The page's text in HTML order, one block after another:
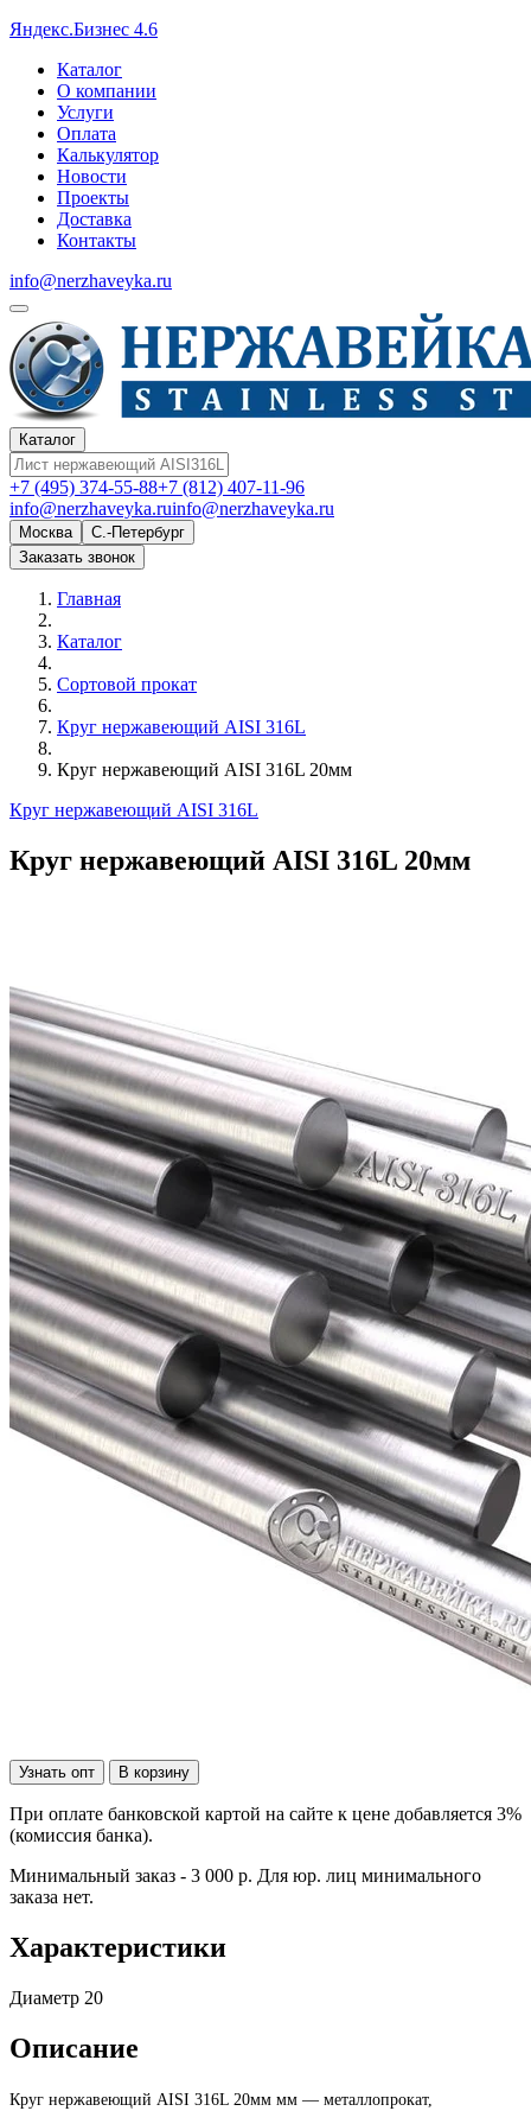
Яндекс.Бизнес 4.6
Каталог
О компании
Услуги
Оплата
Калькулятор
Новости
Проекты
Доставка
Контакты
info@nerzhaveyka.ru
Каталог
+7 (495) 374-55-88+7 (812) 407-11-96
info@nerzhaveyka.ruinfo@nerzhaveyka.ru
Москва
С.-Петербург
Заказать звонок
Главная
Каталог
Сортовой прокат
Круг нержавеющий AISI 316L
Круг нержавеющий AISI 316L 20мм
Круг нержавеющий AISI 316L
Круг нержавеющий AISI 316L 20мм
Узнать опт В корзину
При оплате банковской картой на сайте к цене добавляется 3%
(комиссия банка).
Минимальный заказ - 3 000 р. Для юр. лиц минимального
заказа нет.
Характеристики
Диаметр 20
Описание
Круг нержавеющий AISI 316L 20мм мм — металлопрокат,